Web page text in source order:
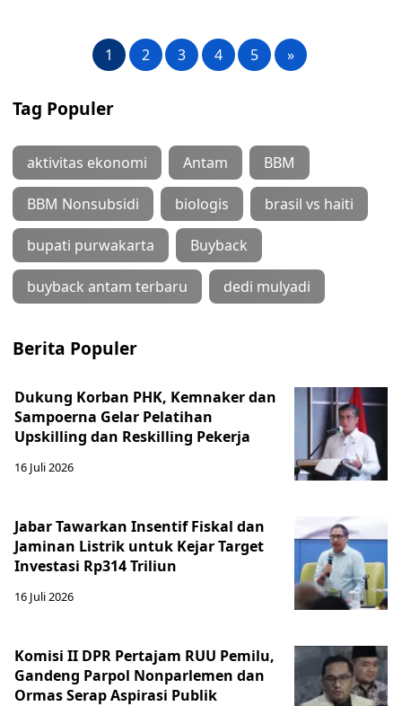
1 2 3 4 5 »
Tag Populer
aktivitas ekonomi Antam BBM
BBM Nonsubsidi biologis brasil vs haiti
bupati purwakarta Buyback
buyback antam terbaru dedi mulyadi
Berita Populer
Dukung Korban PHK, Kemnaker dan
Sampoerna Gelar Pelatihan
Upskilling dan Reskilling Pekerja
16 Juli 2026
Jabar Tawarkan Insentif Fiskal dan
Jaminan Listrik untuk Kejar Target
Investasi Rp314 Triliun
16 Juli 2026
Komisi II DPR Pertajam RUU Pemilu,
Gandeng Parpol Nonparlemen dan
Ormas Serap Aspirasi Publik